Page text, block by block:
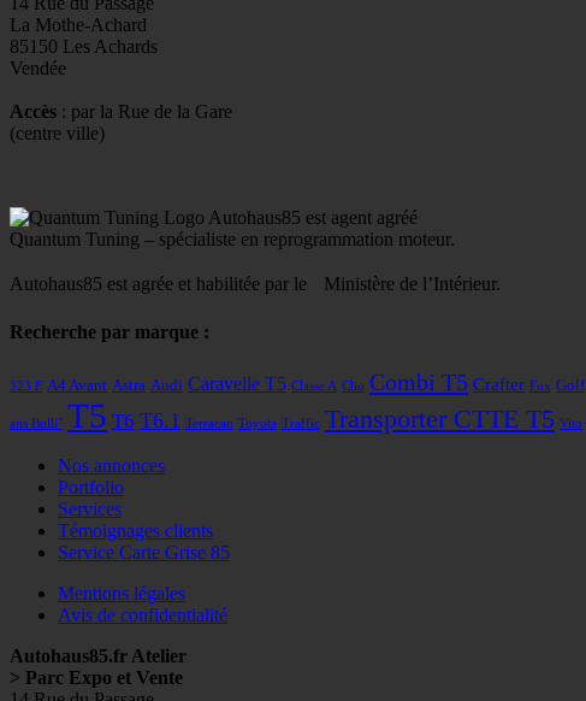
La Mothe-Achard
85150 Les Achards
Vendée
Accès : par la Rue de la Gare
(centre ville)
Autohaus85 est agent agréé
Quantum Tuning – spécialiste en reprogrammation moteur.
Autohaus85 est agrée et habilitée par le Ministère de l’Intérieur.
Recherche par marque :
323 F A4 Avant Astra Audi Caravelle T5 Classe A Clio Combi T5 Crafter Fox Golf
ans Bulli" T5 T6 T6.1 Terracan Toyota Traffic Transporter CTTE T5 Vito
Nos annonces
Portfolio
Services
Témoignages clients
Service Carte Grise 85
Mentions légales
Avis de confidentialité
Autohaus85.fr Atelier
> Parc Expo et Vente